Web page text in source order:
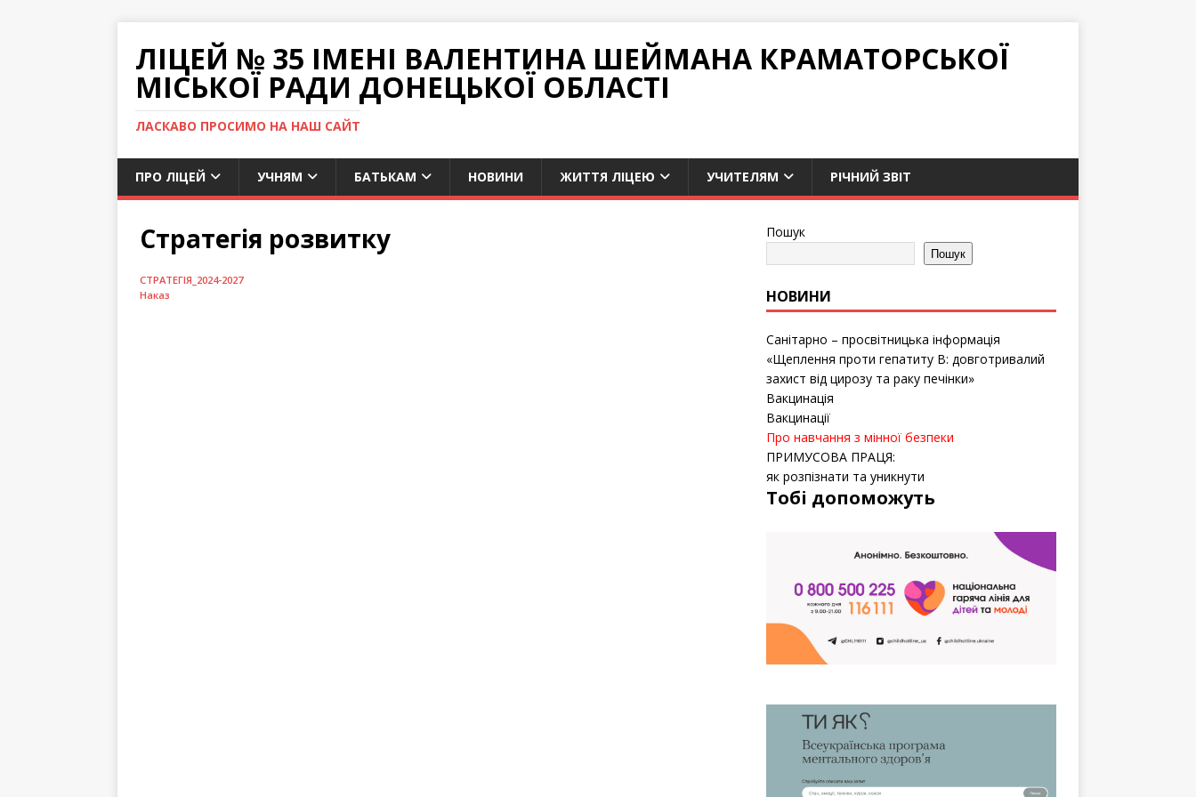
ЛІЦЕЙ № 35 ІМЕНІ ВАЛЕНТИНА ШЕЙМАНА КРАМАТОРСЬКОЇ
МІСЬКОЇ РАДИ ДОНЕЦЬКОЇ ОБЛАСТІ
ЛАСКАВО ПРОСИМО НА НАШ САЙТ
ПРО ЛІЦЕЙ УЧНЯМ БАТЬКАМ НОВИНИ ЖИТТЯ ЛІЦЕЮ УЧИТЕЛЯМ РІЧНИЙ ЗВІТ
Стратегія розвитку
СТРАТЕГІЯ_2024-2027
Наказ
Пошук
Пошук
НОВИНИ
Санітарно – просвітницька інформація
«Щеплення проти гепатиту B: довготривалий
захист від цирозу та раку печінки»
Вакцинація
Вакцинації
Про навчання з мінної безпеки
ПРИМУСОВА ПРАЦЯ:
як розпізнати та уникнути
Тобі допоможуть